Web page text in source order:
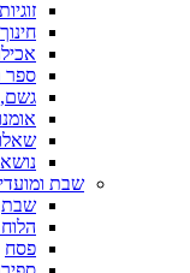
חינוך
ספר
גשם,
שבת
שבת
פסח